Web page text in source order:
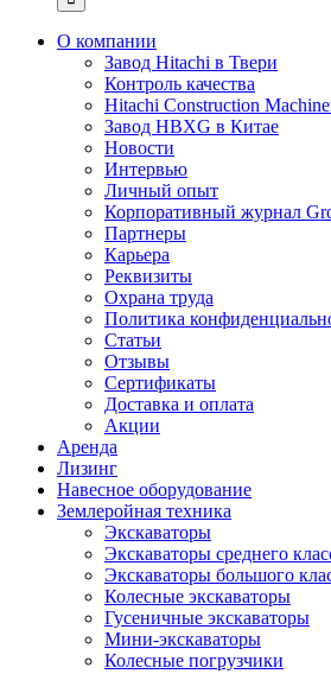
О компании
Завод Hitachi в Твери
Контроль качества
Hitachi Construction
Завод HBXG в Китае
Новости
Интервью
Личный опыт
Корпоративный журнал
Партнеры
Карьера
Реквизиты
Охрана труда
Политика
Статьи
Отзывы
Сертификаты
Доставка и оплата
Акции
Аренда
Лизинг
Навесное оборудование
Землеройная техника
Экскаваторы
Экскаваторы среднего
Экскаваторы большого
Колесные экскаваторы
Гусеничные экскаваторы
Мини-экскаваторы
Колесные погрузчики